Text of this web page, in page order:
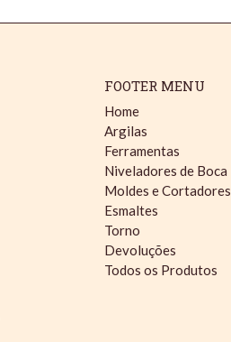
FOOTER MENU
Home
Argilas
Ferramentas
Niveladores de Boca
Moldes e Cortadores
Esmaltes
Torno
Devoluções
Todos os Produtos